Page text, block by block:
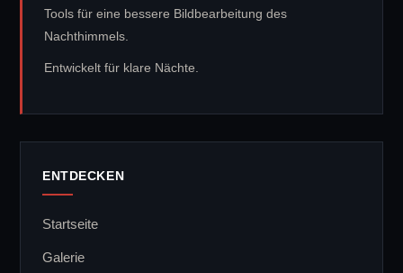
Tools für eine bessere Bildbearbeitung des
Nachthimmels.
Entwickelt für klare Nächte.
ENTDECKEN
Startseite
Galerie